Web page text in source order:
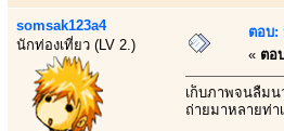
somsak123a4
นักท่องเที่ยว (LV 2.)
ตอบ:
« ตอ
เก็บภาพจนลืมน
ถ่ายมาหลายท่า